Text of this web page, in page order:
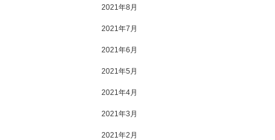
2021年8月
2021年7月
2021年6月
2021年5月
2021年4月
2021年3月
2021年2月